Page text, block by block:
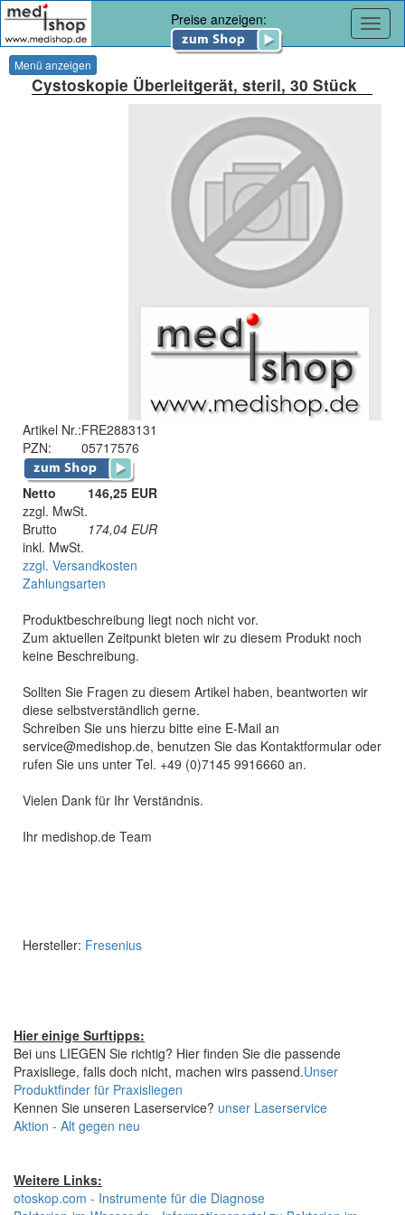
Preise anzeigen:
Menü anzeigen
Cystoskopie Überleitgerät, steril, 30 Stück
Artikel Nr.:FRE2883131
PZN:
05717576
Netto
146,25 EUR
zzgl. MwSt.
Brutto
174,04 EUR
inkl. MwSt.
zzgl. Versandkosten
Zahlungsarten
Produktbeschreibung liegt noch nicht vor.
Zum aktuellen Zeitpunkt bieten wir zu diesem Produkt noch
keine Beschreibung.
Sollten Sie Fragen zu diesem Artikel haben, beantworten wir
diese selbstverständlich gerne.
Schreiben Sie uns hierzu bitte eine E-Mail an
service@medishop.de, benutzen Sie das Kontaktformular oder
rufen Sie uns unter Tel. +49 (0)7145 9916660 an.
Vielen Dank für Ihr Verständnis.
Ihr medishop.de Team
Hersteller: Fresenius
Hier einige Surftipps:
Bei uns LIEGEN Sie richtig? Hier finden Sie die passende
Praxisliege, falls doch nicht, machen wirs passend.Unser
Produktfinder für Praxisliegen
Kennen Sie unseren Laserservice? unser Laserservice
Aktion - Alt gegen neu
Weitere Links:
otoskop.com - Instrumente für die Diagnose